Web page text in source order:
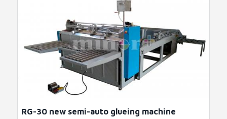
RG-30 new semi-auto glueing machine